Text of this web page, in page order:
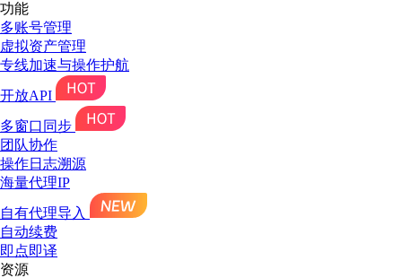
功能
多账号管理
虚拟资产管理
专线加速与操作护航
开放API
多窗口同步
团队协作
操作日志溯源
海量代理IP
自有代理导入
自动续费
即点即译
资源